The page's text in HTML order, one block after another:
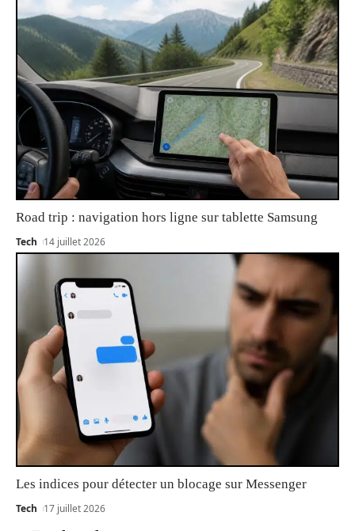
Road trip : navigation hors ligne sur tablette Samsung
Tech 14 juillet 2026
Les indices pour détecter un blocage sur Messenger
Tech 17 juillet 2026